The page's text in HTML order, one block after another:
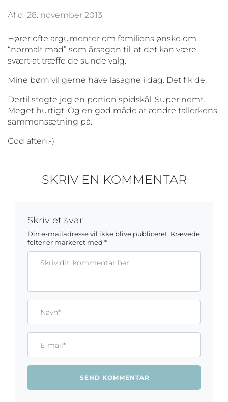
Af d. 28. november 2013
Hører ofte argumenter om familiens ønske om
“normalt mad” som årsagen til, at det kan være
svært at træffe de sunde valg.
Mine børn vil gerne have lasagne i dag. Det fik de.
Dertil stegte jeg en portion spidskål. Super nemt.
Meget hurtigt. Og en god måde at ændre tallerkens
sammensætning på.
God aften:-)
SKRIV EN KOMMENTAR
Skriv et svar
Din e-mailadresse vil ikke blive publiceret. Krævede
felter er markeret med *